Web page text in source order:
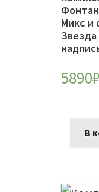
Микс и
5890
В